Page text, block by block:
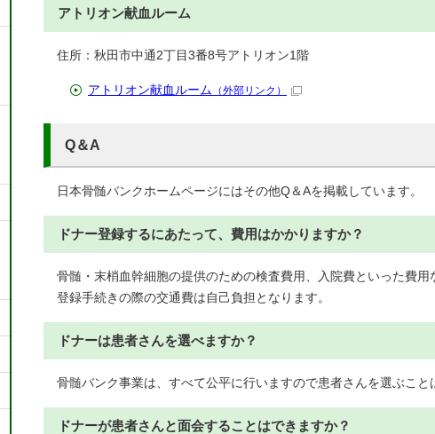
アトリオン献血ルーム
住所：秋田市中通2丁目3番8号アトリオン1階
アトリオン献血ルーム （外部リンク）
Q＆A
日本骨髄バンクホームページにはその他Q＆Aを掲載しています。
ドナー登録するにあたって、費用はかかりますか？
骨髄・末梢血幹細胞の提供のための検査費用、入院費といった費
登録手続きの際の交通費は自己負担となります。
ドナーは患者さんを選べますか？
骨髄バンク事業は、すべて公平に行いますので患者さんを選ぶこと
ドナーが患者さんと面会することはできますか？